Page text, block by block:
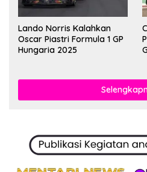
Lando Norris Kalahkan
Oscar Piastri Formula 1 GP
Hungaria 2025